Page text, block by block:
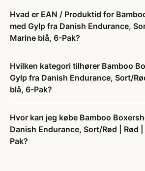
Hvad er EAN / Produktid for
med Gylp fra Danish Endurance,
Marine blå, 6-Pak?
Hvilken kategori tilhører Bamboo
Gylp fra Danish Endurance, Sort/
blå, 6-Pak?
Hvor kan jeg købe Bamboo
Danish Endurance, Sort/Rød | Rød
Pak?